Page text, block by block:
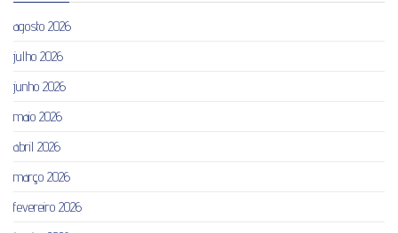
agosto 2026
julho 2026
junho 2026
maio 2026
abril 2026
março 2026
fevereiro 2026